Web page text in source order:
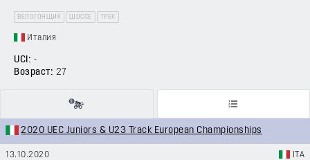
ВЕЛОГОНЩИК ШОССЕ ТРЕК
Италия
UCI: -
Возраст: 27
2020 UEC Juniors & U23 Track European Championships
13.10.2020 ITA